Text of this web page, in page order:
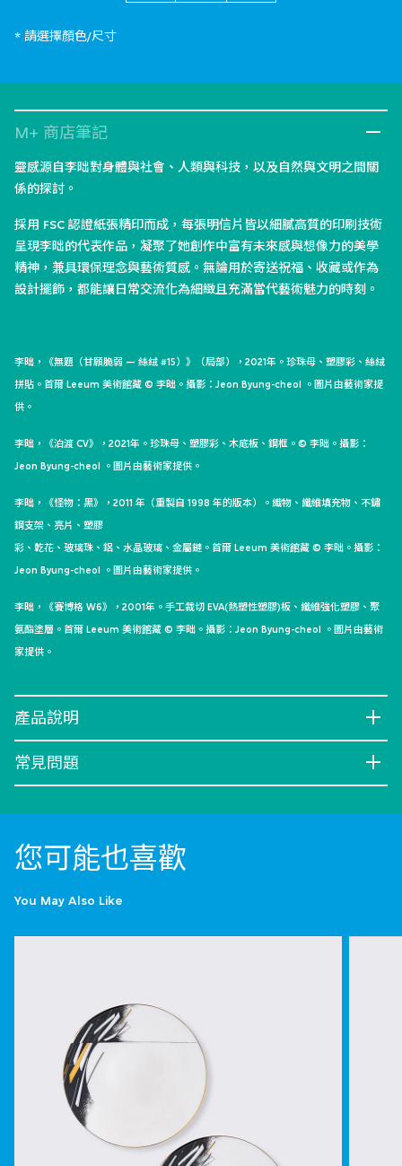
* 請選擇顏色/尺寸
M+ 商店筆記
靈感源自李昢對身體與社會、人類與科技，以及自然與文明之間關
係的探討。
採用 FSC 認證紙張精印而成，每張明信片皆以細膩高質的印刷技術
呈現李昢的代表作品，凝聚了她創作中富有未來感與想像力的美學
精神，兼具環保理念與藝術質感。無論用於寄送祝福、收藏或作為
設計擺飾，都能讓日常交流化為細緻且充滿當代藝術魅力的時刻。
李昢，《無題（甘願脆弱 — 絲絨 #15）》（局部），2021年。珍珠母、塑膠彩、絲絨
拼貼。首爾 Leeum 美術館藏 © 李昢。攝影：Jeon Byung-cheol 。圖片由藝術家提
供。
李昢，《泊渡 CV》，2021年。珍珠母、塑膠彩、木底板、鋼框。© 李昢。攝影：
Jeon Byung-cheol 。圖片由藝術家提供。
李昢，《怪物：黑》，2011 年（重製自 1998 年的版本）。織物、纖維填充物、不鏽
鋼支架、亮片、塑膠
彩、乾花、玻璃珠、鋁、水晶玻璃、金屬鏈。首爾 Leeum 美術館藏 © 李昢。攝影：
Jeon Byung-cheol 。圖片由藝術家提供。
李昢，《賽博格 W6》，2001年。手工裁切 EVA(熱塑性塑膠)板、纖維強化塑膠、聚
氨酯塗層。首爾 Leeum 美術館藏 © 李昢。攝影：Jeon Byung-cheol 。圖片由藝術
家提供。
產品說明
常見問題
您可能也喜歡
You May Also Like